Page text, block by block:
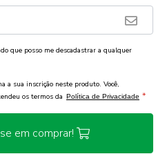
que posso me descadastrar a qualquer
a sua inscrição neste produto. Você,
os termos da Política de Privacidade *
em comprar!